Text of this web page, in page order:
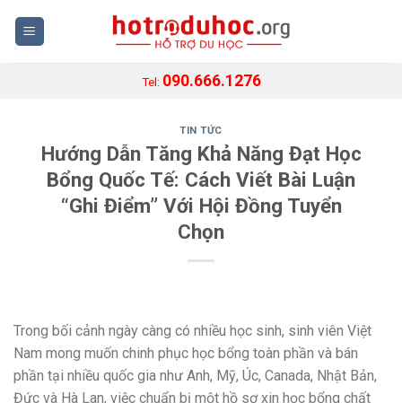
Tel: 090.666.1276
TIN TỨC
Hướng Dẫn Tăng Khả Năng Đạt Học
Bổng Quốc Tế: Cách Viết Bài Luận
“Ghi Điểm” Với Hội Đồng Tuyển
Chọn
Trong bối cảnh ngày càng có nhiều học sinh, sinh viên Việt
Nam mong muốn chinh phục học bổng toàn phần và bán
phần tại nhiều quốc gia như Anh, Mỹ, Úc, Canada, Nhật Bản,
Đức và Hà Lan, việc chuẩn bị một hồ sơ xin học bổng chất